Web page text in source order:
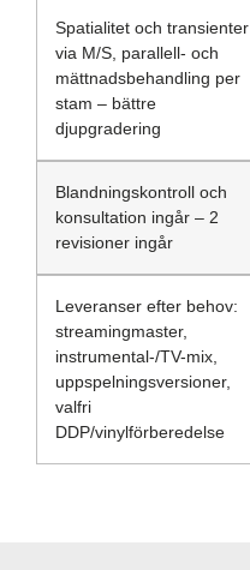
Spatialitet och transienter
via M/S, parallell- och
mättnadsbehandling per
stam – bättre
djupgradering
Blandningskontroll och
konsultation ingår – 2
revisioner ingår
Leveranser efter behov:
streamingmaster,
instrumental-/TV-mix,
uppspelningsversioner,
valfri
DDP/vinylförberedelse